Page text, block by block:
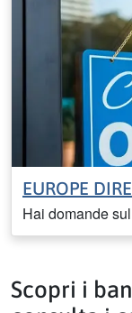
EUROPE
Hai domande
Scopri i